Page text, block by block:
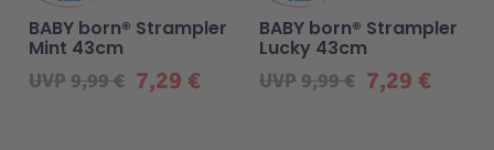
7,29 €
UVP9,99 €
BABY born® Strampler
Mint 43cm
7,29 €
UVP9,99 €
BABY born® Strampler
Lucky 43cm